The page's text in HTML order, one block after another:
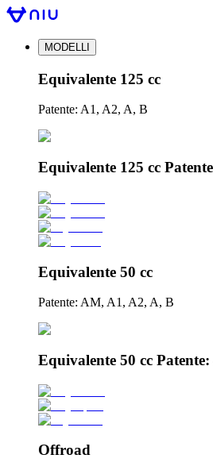
MODELLI
Equivalente 125 cc
Patente: A1, A2, A, B
Equivalente 125 cc
Equivalente 50 cc
Patente: AM, A1, A2, A, B
Equivalente 50 cc
Offroad